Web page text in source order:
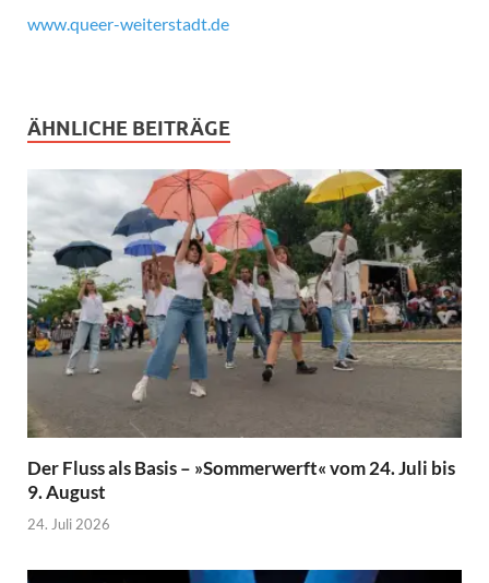
www.queer-weiterstadt.de
ÄHNLICHE BEITRÄGE
Der Fluss als Basis – »Sommerwerft« vom 24. Juli bis
9. August
24. Juli 2026